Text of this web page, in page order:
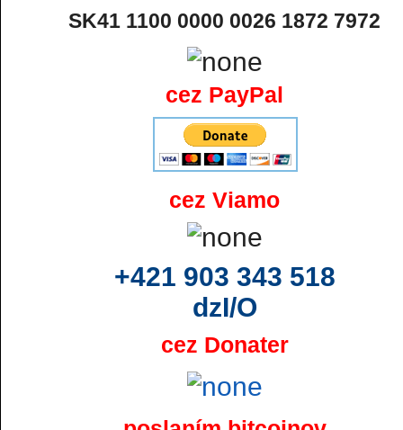
SK41 1100 0000 0026 1872 7972
cez PayPal
cez Viamo
+421 903 343 518
dzI/O
cez Donater